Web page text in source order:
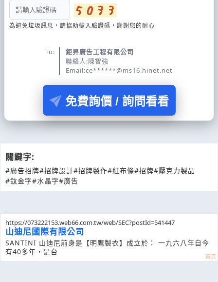
為避免垃圾訊息，請協助輸入驗證碼，謝謝您的耐心
To:
鉅昇廣告工程有限公司
聯絡人:陳智強
Email:ce******@ms16.hinet.net
免費詢價 / 詢問看看
關鍵字:
#廣告招牌#招牌設計#招牌製作#紅布條#招牌#壓克力製品
#鈦金字#水晶字#廣告
https://073222153.web66.com.tw/web/SEC?postId=541447
山迪尼國際有限公司
SANTINI 山迪尼前身是【明鷹製衣】成立於： 一九六八年自今
有40多年，是台